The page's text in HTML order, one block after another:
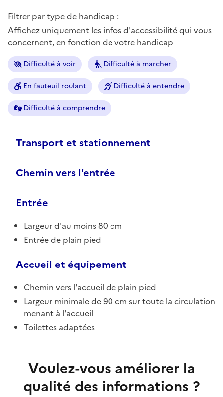
Filtrer par type de handicap :
Affichez uniquement les infos d'accessibilité qui vous
concernent, en fonction de votre handicap
Difficulté à voir Difficulté à marcher
En fauteuil roulant Difficulté à entendre
Difficulté à comprendre
Transport et stationnement
Chemin vers l'entrée
Entrée
Largeur d'au moins 80 cm
Entrée de plain pied
Accueil et équipement
Chemin vers l'accueil de plain pied
Largeur minimale de 90 cm sur toute la circulation
menant à l'accueil
Toilettes adaptées
Voulez-vous améliorer la
qualité des informations ?